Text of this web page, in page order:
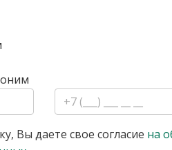
Вы даете свое согласие на